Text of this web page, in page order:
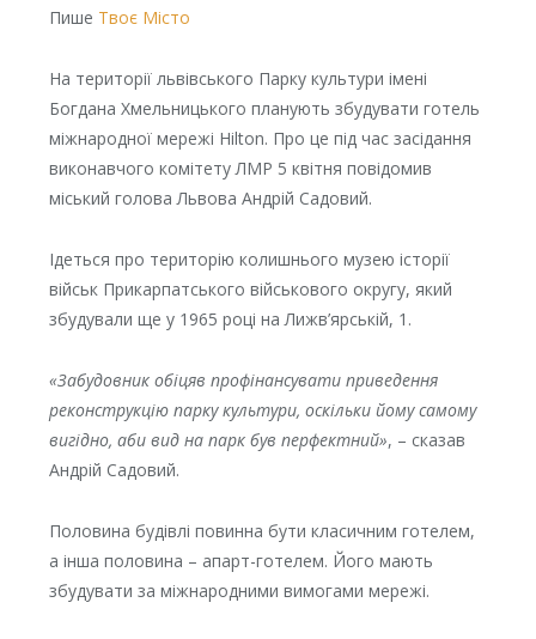
Пише Твоє Місто
На території львівського Парку культури імені
Богдана Хмельницького планують збудувати готель
міжнародної мережі Hilton. Про це під час засідання
виконавчого комітету ЛМР 5 квітня повідомив
міський голова Львова Андрій Садовий.
Ідеться про територію колишнього музею історії
військ Прикарпатського військового округу, який
збудували ще у 1965 році на Лижв’ярській, 1.
«Забудовник обіцяв профінансувати приведення
реконструкцію парку культури, оскільки йому самому
вигідно, аби вид на парк був перфектний», – сказав
Андрій Садовий.
Половина будівлі повинна бути класичним готелем,
а інша половина – апарт-готелем. Його мають
збудувати за міжнародними вимогами мережі.